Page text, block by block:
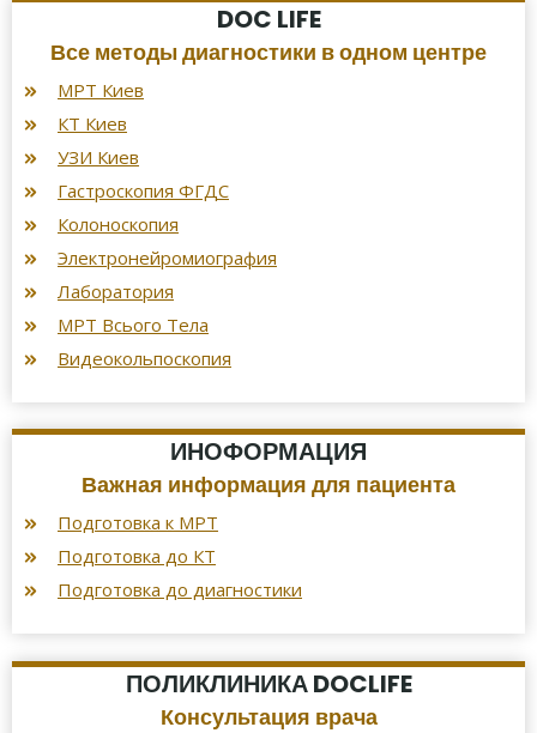
DOC LIFE
Все методы диагностики в одном центре
МРТ Киев
КТ Киев
УЗИ Киев
Гастроскопия ФГДС
Колоноскопия
Электронейромиография
Лаборатория
МРТ Всього Тела
Видеокольпоскопия
ИНОФОРМАЦИЯ
Важная информация для пациента
Подготовка к МРТ
Подготовка до КТ
Подготовка до диагностики
ПОЛИКЛИНИКА DOCLIFE
Консультация врача